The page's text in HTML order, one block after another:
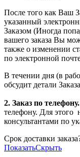
После того как Ваш
указанный
Заказом (Иногда
вашего заказа Вы
также о изменении
по электронной
В течении дня (в
обсудит детали
2. Заказ по телефону.
телефону. Для этого
консультантами по
Срок доставки
ПоказатьСкрыть